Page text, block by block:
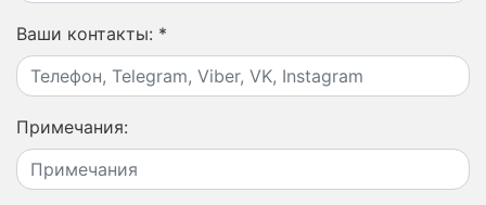
Ваши контакты: *
Примечания: